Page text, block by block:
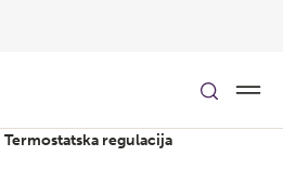
Termostatska regulacija